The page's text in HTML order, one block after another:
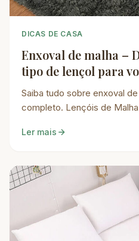
DICAS DE CASA
Enxoval de malha –
tipo de lençol para
Saiba tudo sobre enxoval
completo. Lençóis de
Ler mais